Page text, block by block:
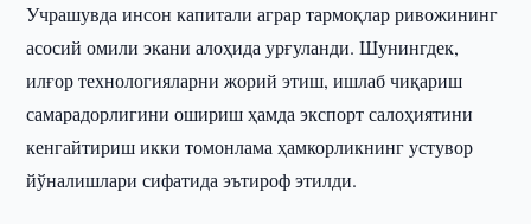
Учрашувда инсон капитали аграр тармоқлар ривожининг
асосий омили экани алоҳида урғуланди. Шунингдек,
илғор технологияларни жорий этиш, ишлаб чиқариш
самарадорлигини ошириш ҳамда экспорт салоҳиятини
кенгайтириш икки томонлама ҳамкорликнинг устувор
йўналишлари сифатида эътироф этилди.